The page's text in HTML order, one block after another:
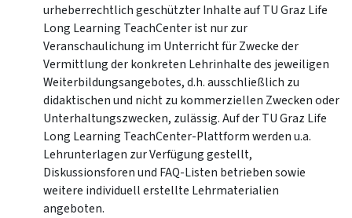
urheberrechtlich geschützter Inhalte auf TU Graz Life
Long Learning TeachCenter ist nur zur
Veranschaulichung im Unterricht für Zwecke der
Vermittlung der konkreten Lehrinhalte des jeweiligen
Weiterbildungsangebotes, d.h. ausschließlich zu
didaktischen und nicht zu kommerziellen Zwecken oder
Unterhaltungszwecken, zulässig. Auf der TU Graz Life
Long Learning TeachCenter-Plattform werden u.a.
Lehrunterlagen zur Verfügung gestellt,
Diskussionsforen und FAQ-Listen betrieben sowie
weitere individuell erstellte Lehrmaterialien
angeboten.